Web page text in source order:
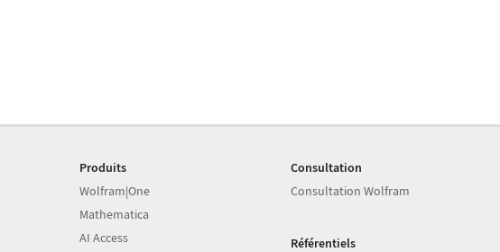
Produits
Wolfram|One
Mathematica
AI Access
Consultation
Consultation Wolfram
Référentiels